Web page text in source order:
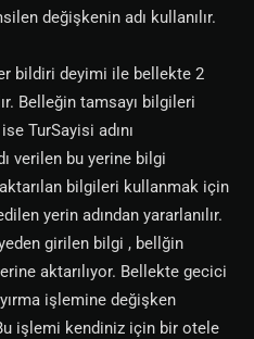
değişkenin adı kullanılır.
bildiri deyimi ile bellekte 2
Belleğin tamsayı bilgileri
TurSayisi adını
verilen bu yerine bilgi
bilgileri kullanmak için
yerin adından yararlanılır.
girilen bilgi , bellğin
aktarılıyor. Bellekte gecici
işlemine değişken
işlemi kendiniz için bir otele